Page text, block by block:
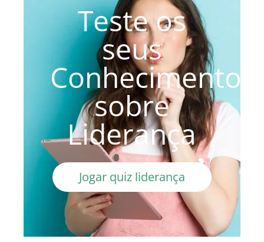
Teste os
seus
Conhecimentos
sobre
Liderança
Jogar quiz liderança